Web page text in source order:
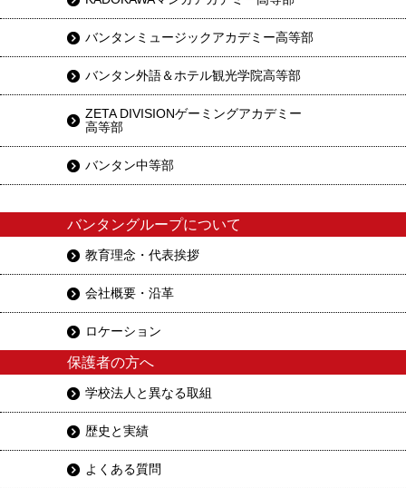
バンタンミュージックアカデミー高等部
バンタン外語＆ホテル観光学院高等部
ZETA DIVISIONゲーミングアカデミー
高等部
バンタン中等部
バンタングループについて
教育理念・代表挨拶
会社概要・沿革
ロケーション
保護者の方へ
学校法人と異なる取組
歴史と実績
よくある質問